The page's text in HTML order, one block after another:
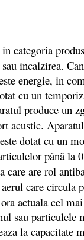
categoria
incalzirea.
energie, in
cu un
produce un
acustic.
dotat cu un
până
care are rol
care circula
actuala cel
sau particulele
la capacitate